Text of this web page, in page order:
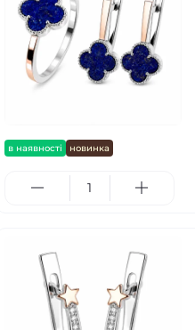
в наявності новинка